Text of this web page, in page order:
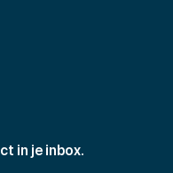
in je inbox.